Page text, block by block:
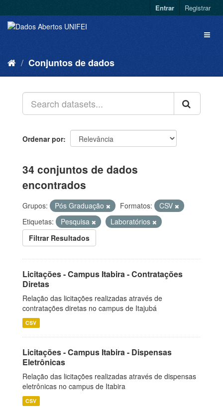
Entrar Registrar
Conjuntos de dados
Ordenar por
34 conjuntos de dados
encontrados
Grupos: Pós Graduação Formatos:
CSV
Etiquetas:
Pesquisa
Laboratórios
Filtrar Resultados
Licitações - Campus Itabira - Contratações
Diretas
Relação das licitações realizadas através de
contratações diretas no campus de Itajubá
CSV
Licitações - Campus Itabira - Dispensas
Eletrônicas
Relação das licitações realizadas através de dispensas
eletrônicas no campus de Itabira
CSV